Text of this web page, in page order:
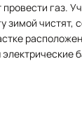
газ.
зимой чистят,